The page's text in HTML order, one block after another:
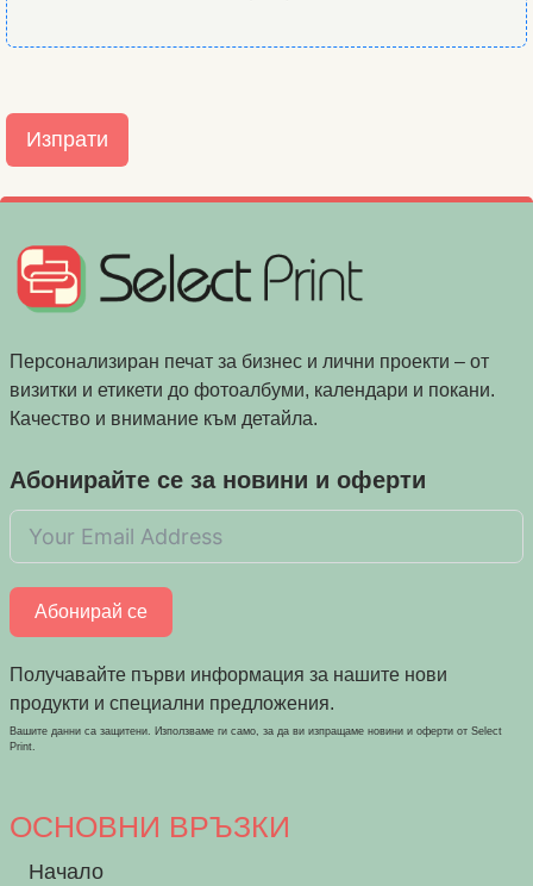
Изпрати
Персонализиран печат за бизнес и лични проекти – от
визитки и етикети до фотоалбуми, календари и покани.
Качество и внимание към детайла.
Абонирайте се за новини и оферти
Абонирай се
Получавайте първи информация за нашите нови
продукти и специални предложения.
Вашите данни са защитени. Използваме ги само, за да ви изпращаме новини и оферти от Select
Print.
ОСНОВНИ ВРЪЗКИ
Начало